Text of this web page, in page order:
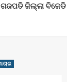
ଗଜପତି ଜିଲ୍ଲା ବିଜେଡି